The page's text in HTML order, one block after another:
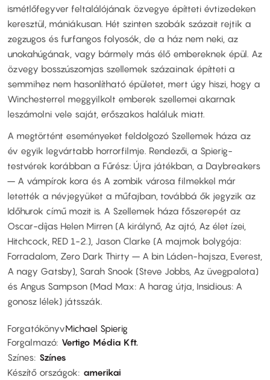
ismétlőfegyver feltalálójának özvegye építteti évtizedeken
keresztül, mániákusan. Hét szinten szobák százait rejtik a
zegzugos és furfangos folyosók, de a ház nem neki, az
unokahúgának, vagy bármely más élő embereknek épül. Az
özvegy bosszúszomjas szellemek százainak építteti a
semmihez nem hasonlítható épületet, mert úgy hiszi, hogy a
Winchesterrel meggyilkolt emberek szellemei akarnak
leszámolni vele saját, erőszakos haláluk miatt.
A megtörtént eseményeket feldolgozó Szellemek háza az
év egyik legvártabb horrorfilmje. Rendezői, a Spierig-
testvérek korábban a Fűrész: Újra játékban, a Daybreakers
– A vámpírok kora és A zombik városa filmekkel már
letették a névjegyüket a műfajban, továbbá ők jegyzik az
Időhurok című mozit is. A Szellemek háza főszerepét az
Oscar-díjas Helen Mirren (A királynő, Az ajtó, Az élet ízei,
Hitchcock, RED 1-2.), Jason Clarke (A majmok bolygója:
Forradalom, Zero Dark Thirty – A bin Láden-hajsza, Everest,
A nagy Gatsby), Sarah Snook (Steve Jobbs, Az üvegpalota)
és Angus Sampson (Mad Max: A harag útja, Insidious: A
gonosz lélek) játsszák.
ForgatókönyvMichael Spierig
Forgalmazó Vertigo Média Kft.
Színes Színes
Készítő országok
amerikai